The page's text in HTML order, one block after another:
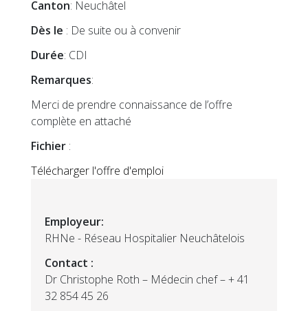
Canton: Neuchâtel
Dès le : De suite ou à convenir
Durée: CDI
Remarques:
Merci de prendre connaissance de l’offre
complète en attaché
Fichier :
Télécharger l'offre d'emploi
Employeur:
RHNe - Réseau Hospitalier Neuchâtelois
Contact :
Dr Christophe Roth – Médecin chef – + 41
32 854 45 26